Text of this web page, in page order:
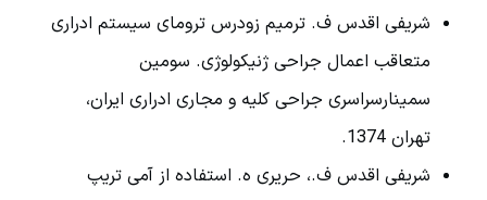
شریفی اقدس ف. ترمیم زودرس ترومای سیستم ادراری
متعاقب اعمال جراحی ژنیکولوژی. سومین
سمینارسراسری جراحی کلیه و مجاری ادراری ایران،
تهران 1374.
شریفی اقدس ف.، حریری ه. استفاده از آمی تریپ